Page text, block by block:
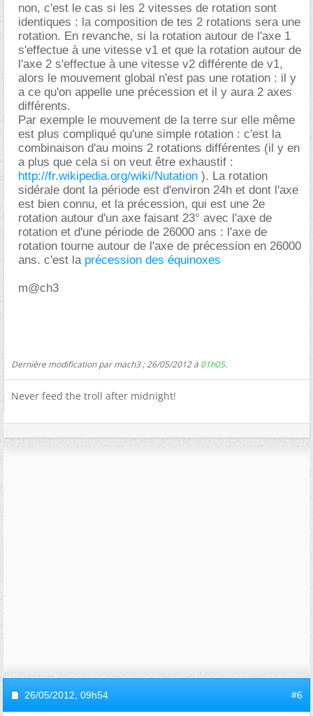
non, c'est le cas si les 2 vitesses de rotation sont
identiques : la composition de tes 2 rotations sera une
rotation. En revanche, si la rotation autour de l'axe 1
s'effectue à une vitesse v1 et que la rotation autour de
l'axe 2 s'effectue à une vitesse v2 différente de v1,
alors le mouvement global n'est pas une rotation : il y
a ce qu'on appelle une précession et il y aura 2 axes
différents.
Par exemple le mouvement de la terre sur elle même
est plus compliqué qu'une simple rotation : c'est la
combinaison d'au moins 2 rotations différentes (il y en
a plus que cela si on veut être exhaustif :
http://fr.wikipedia.org/wiki/Nutation ). La rotation
sidérale dont la période est d'environ 24h et dont l'axe
est bien connu, et la précession, qui est une 2e
rotation autour d'un axe faisant 23° avec l'axe de
rotation et d'une période de 26000 ans : l'axe de
rotation tourne autour de l'axe de précession en 26000
ans. c'est la précession des équinoxes
m@ch3
Dernière modification par mach3 ; 26/05/2012 à 01h05.
Never feed the troll after midnight!
26/05/2012, 09h54 #6